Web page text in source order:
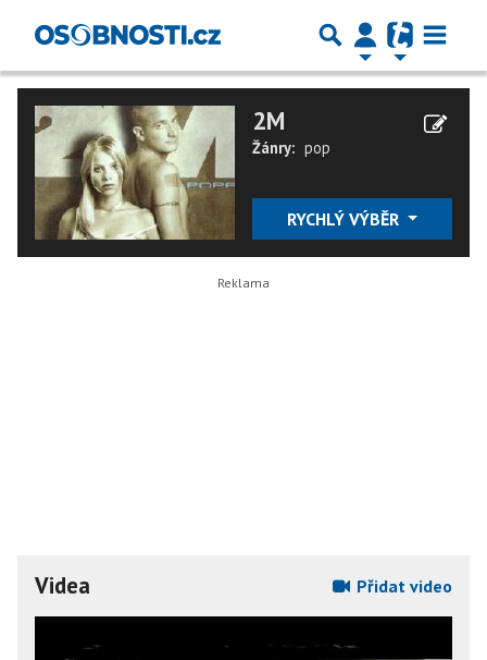
2M
Žánry: pop
RYCHLÝ VÝBĚR
Videa Přidat video